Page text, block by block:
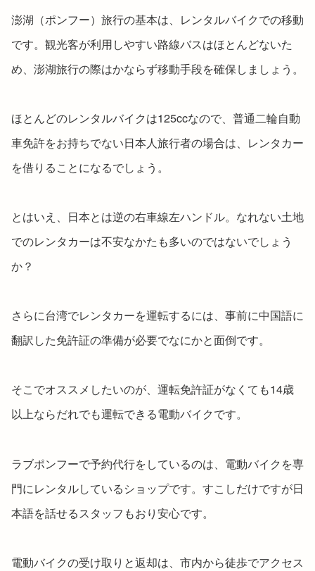
澎湖（ポンフー）旅行の基本は、レンタルバイクでの移動
です。観光客が利用しやすい路線バスはほとんどないた
め、澎湖旅行の際はかならず移動手段を確保しましょう。
ほとんどのレンタルバイクは125ccなので、普通二輪自動
車免許をお持ちでない日本人旅行者の場合は、レンタカー
を借りることになるでしょう。
とはいえ、日本とは逆の右車線左ハンドル。なれない土地
でのレンタカーは不安なかたも多いのではないでしょう
か？
さらに台湾でレンタカーを運転するには、事前に中国語に
翻訳した免許証の準備が必要でなにかと面倒です。
そこでオススメしたいのが、運転免許証がなくても14歳
以上ならだれでも運転できる電動バイクです。
ラブポンフーで予約代行をしているのは、電動バイクを専
門にレンタルしているショップです。すこしだけですが日
本語を話せるスタッフもおり安心です。
電動バイクの受け取りと返却は、市内から徒歩でアクセス